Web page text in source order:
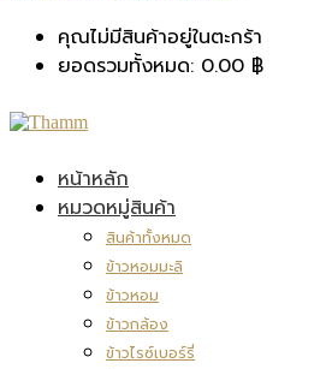
คุณไม่มีสินค้าอยู่ในตะกร้า
ยอดรวมทั้งหมด: 0.00 ฿
หน้าหลัก
หมวดหมู่สินค้า
สินค้าทั้งหมด
ข้าวหอมมะลิ
ข้าวหอม
ข้าวกล้อง
ข้าวไรซ์เบอร์รี่